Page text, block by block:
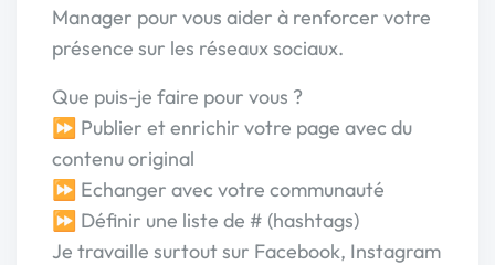
Manager pour vous aider à renforcer votre
présence sur les réseaux sociaux.
Que puis-je faire pour vous ?
⏩ Publier et enrichir votre page avec du
contenu original
⏩ Echanger avec votre communauté
⏩ Définir une liste de # (hashtags)
Je travaille surtout sur Facebook, Instagram